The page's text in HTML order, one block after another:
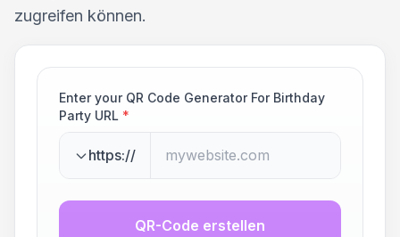
zugreifen können.
Enter your QR Code Generator For Birthday
Party URL *
https://
QR-Code erstellen